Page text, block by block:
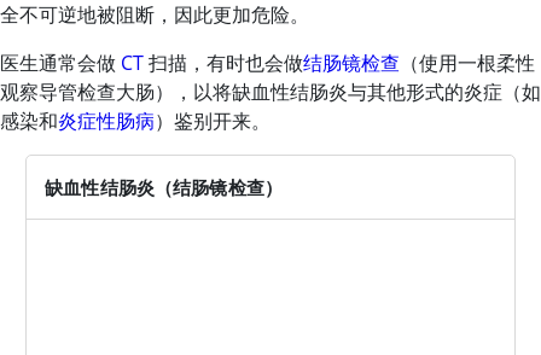
全不可逆地被阻断，因此更加危险。
医生通常会做 CT扫描，有时也会做结肠镜检查 （使用一根柔性
观察导管检查大肠），以将缺血性结肠炎与其他形式的炎症（如
感染和炎症性肠病）鉴别开来。
缺血性结肠炎（结肠镜检查）